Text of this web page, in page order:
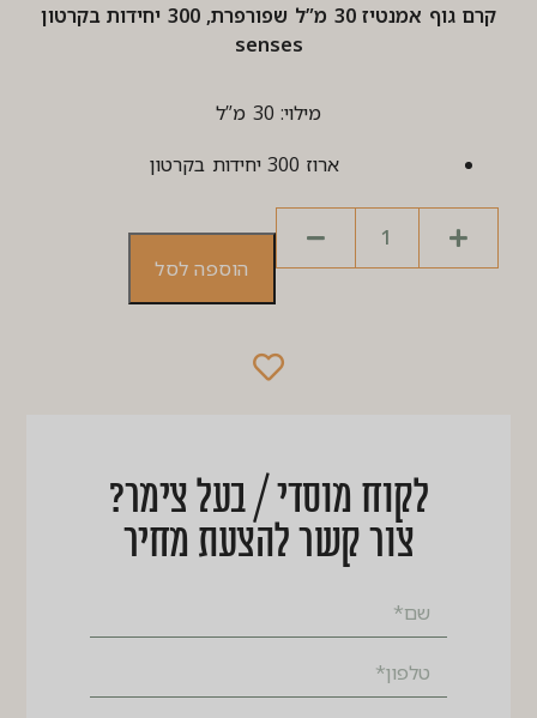
קרם גוף אמנטיז 30 מ”ל שפורפרת, 300 יחידות בקרטון
senses
מילוי: 30 מ”ל
ארוז 300 יחידות בקרטון
הוספה לסל
לקוח מוסדי / בעל צימר?
צור קשר להצעת מחיר